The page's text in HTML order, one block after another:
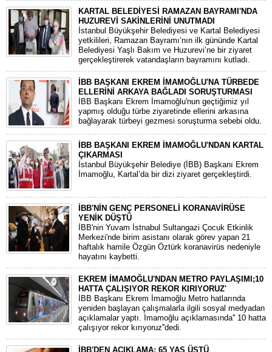
KARTAL BELEDİYESİ RAMAZAN BAYRAMI'NDA
HUZUREVİ SAKİNLERİNİ UNUTMADI
İstanbul Büyükşehir Belediyesi ve Kartal Belediyesi
yetkilileri, Ramazan Bayramı’nın ilk gününde Kartal
Belediyesi Yaşlı Bakım ve Huzurevi’ne bir ziyaret
gerçekleştirerek vatandaşların bayramını kutladı.
İBB BAŞKANI EKREM İMAMOĞLU'NA TÜRBEDE
ELLERİNİ ARKAYA BAĞLADI SORUŞTURMASI
İBB Başkanı Ekrem İmamoğlu'nun geçtiğimiz yıl
yapmış olduğu türbe ziyaretinde ellerini arkasına
bağlayarak türbeyi gezmesi soruşturma sebebi oldu.
İBB BAŞKANI EKREM İMAMOĞLU'NDAN KARTAL
ÇIKARMASI
İstanbul Büyükşehir Belediye (İBB) Başkanı Ekrem
İmamoğlu, Kartal’da bir dizi ziyaret gerçekleştirdi.
İBB'NİN GENÇ PERSONELİ KORANAVİRÜSE
YENİK DÜŞTÜ
İBB'nin Yuvam İstnabul Sultangazi Çocuk Etkinlik
Merkezi'nde birim asistanı olarak görev yapan 21
haftalık hamile Özgün Öztürk koranavirüs nedeniyle
hayatını kaybetti.
EKREM İMAMOĞLU'NDAN METRO PAYLAŞIMI;10
HATTA ÇALIŞIYOR REKOR KIRIYORUZ'
İBB Başkanı Ekrem İmamoğlu Metro hatlarında
yeniden başlayan çalışmalarla ilgili sosyal medyadan
açıklamalar yaptı. İmamoğlu açıklamasında'' 10 hatta
çalışıyor rekor kırıyoruz''dedi.
İBB'DEN AÇIKLAMA; 65 YAŞ ÜSTÜ